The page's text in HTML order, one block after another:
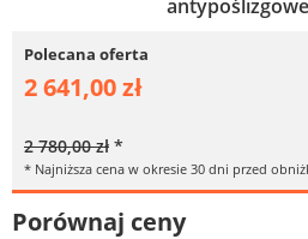
Polecana oferta
2 641,00 zł
2 780,00 zł *
* Najniższa cena w okresie 30 dni przed
Porównaj ceny